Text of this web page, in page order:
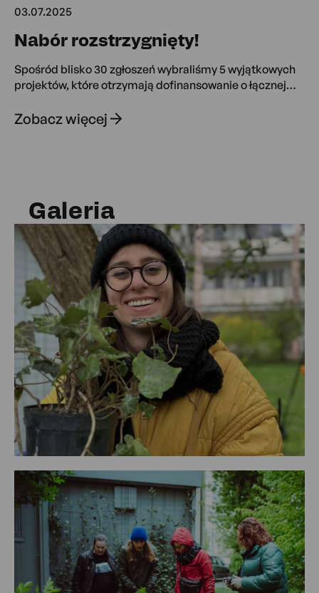
proekologicznych i budujemy
miejsce wymiany wiedzy,
doświadczeń oraz współpracy na
rzecz natury.
03.07.2025
Nabór rozstrzygnięty!
Spośród blisko 30 zgłoszeń wybraliśmy 5 wyjątkowych
projektów, które otrzymają dofinansowanie o łącznej
Zobacz więcej
Galeria